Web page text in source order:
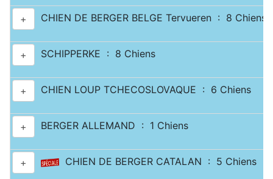
+ CHIEN DE BERGER BELGE Tervueren : 8 Chiens
+ SCHIPPERKE : 8 Chiens
+ CHIEN LOUP TCHECOSLOVAQUE : 6 Chiens
+ BERGER ALLEMAND : 1 Chiens
+ CHIEN DE BERGER CATALAN : 5 Chiens